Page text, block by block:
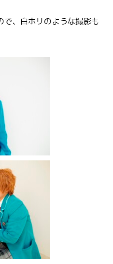
で、白ホリのような撮影も